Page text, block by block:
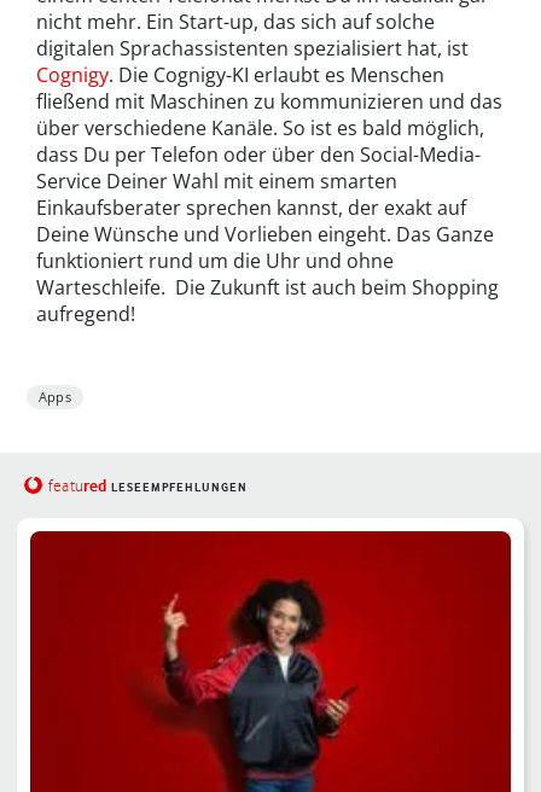
nicht mehr. Ein Start-up, das sich auf solche
digitalen Sprachassistenten spezialisiert hat, ist
Cognigy. Die Cognigy-KI erlaubt es Menschen
fließend mit Maschinen zu kommunizieren und das
über verschiedene Kanäle. So ist es bald möglich,
dass Du per Telefon oder über den Social-Media-
Service Deiner Wahl mit einem smarten
Einkaufsberater sprechen kannst, der exakt auf
Deine Wünsche und Vorlieben eingeht. Das Ganze
funktioniert rund um die Uhr und ohne
Warteschleife. Die Zukunft ist auch beim Shopping
aufregend!
Apps
featured LESEEMPFEHLUNGEN